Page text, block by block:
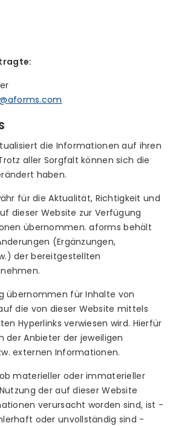
die Informationen auf ihren
aller Sorgfalt können sich die
haben.
für die Aktualität, Richtigkeit und
dieser Website zur Verfügung
übernommen. aforms behält
(Ergänzungen,
der bereitgestellten
übernommen für Inhalte von
die von dieser Website mittels
Hyperlinks verwiesen wird. Hierfür
Anbieter der jeweiligen
externen Informationen.
materieller oder immaterieller
der auf dieser Website
verursacht worden sind, ist -
oder unvollständig sind -